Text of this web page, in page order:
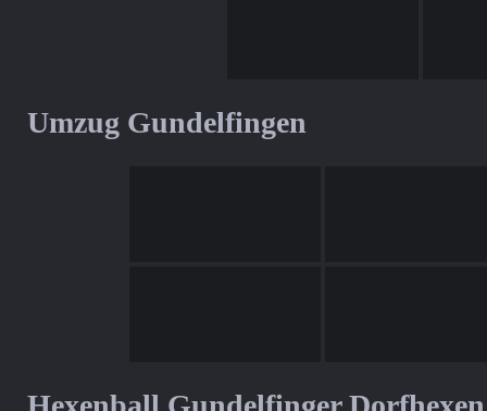
Umzug Gundelfingen